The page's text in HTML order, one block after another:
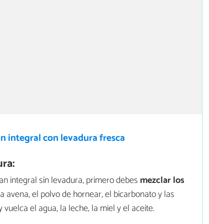
integral con levadura fresca
integral sin levadura, primero debes mezclar los
avena, el polvo de hornear, el bicarbonato y las
el agua, la leche, la miel y el aceite.